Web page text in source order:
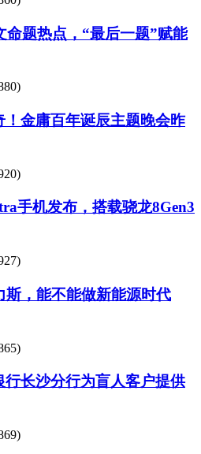
命题热点，“最后一题”赋能
！金庸百年诞辰主题晚会昨
手机发布，搭载骁龙8Gen3
斯，能不能做新能源时代
行长沙分行为盲人客户提供